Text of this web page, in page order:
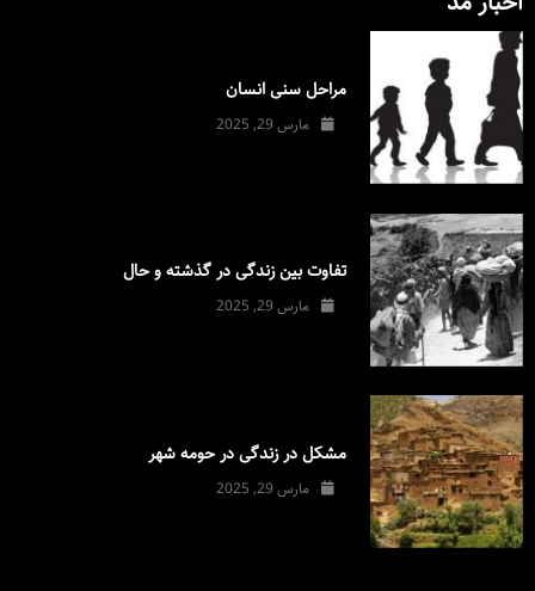
مراحل سنی انسان
مارس 29, 2025
تفاوت بین زندگی در گذشته و حال
مارس 29, 2025
مشکل در زندگی در حومه شهر
مارس 29, 2025